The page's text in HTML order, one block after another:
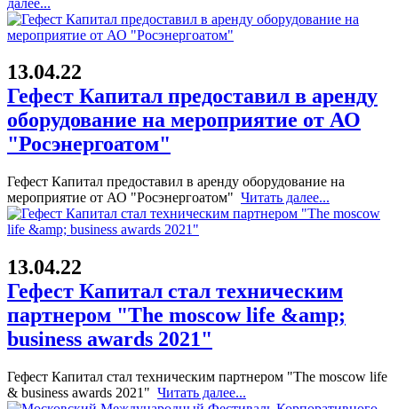
13.04.22
Гефест Капитал предоставил в аренду
оборудование на мероприятие от АО
"Росэнергоатом"
Гефест Капитал предоставил в аренду оборудование на
мероприятие от АО "Росэнергоатом" Читать далее...
13.04.22
Гефест Капитал стал техническим
партнером "The moscow life &amp;
business awards 2021"
Гефест Капитал стал техническим партнером "The moscow life
& business awards 2021" Читать далее...